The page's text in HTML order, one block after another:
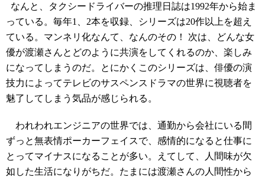
なんと、タクシードライバーの推理日誌は1992年から始ま
っている。毎年1、2本を収録、シリーズは20作以上を超え
ている。マンネリ化なんて、なんのその！ 次は、どんな女
優が渡瀬さんとどのように共演をしてくれるのか、楽しみ
になってしまうのだ。とにかくこのシリーズは、俳優の演
技力によってテレビのサスペンスドラマの世界に視聴者を
魅了してしまう気品が感じられる。
われわれエンジニアの世界では、通勤から会社にいる間
ずっと無表情ポーカーフェイスで、感情的になると仕事に
とってマイナスになることが多い。えてして、人間味が欠
如した生活になりがちだ。たまには渡瀬さんの人間性から